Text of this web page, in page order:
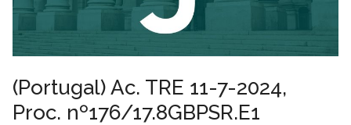
(Portugal) Ac. TRE 11-7-2024,
Proc. nº176/17.8GBPSR.E1